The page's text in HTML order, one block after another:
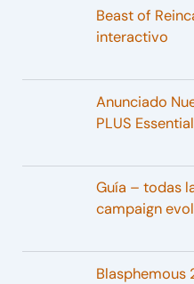
Beast of
interactivo
Anunciado
PLUS
Guía – todas
campaign
Blasphemous